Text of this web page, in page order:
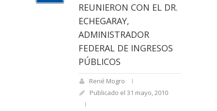
REUNIERON CON EL DR.
ECHEGARAY,
ADMINISTRADOR
FEDERAL DE INGRESOS
PÚBLICOS
René Mogro
Publicado el 31 mayo, 2010